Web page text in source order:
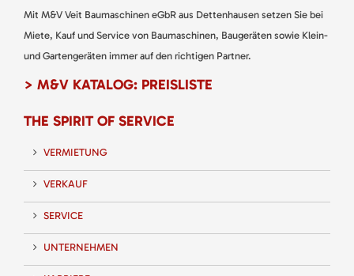
Mit M&V Veit Baumaschinen eGbR aus Dettenhausen setzen Sie bei
Miete, Kauf und Service von Baumaschinen, Baugeräten sowie Klein-
und Gartengeräten immer auf den richtigen Partner.
> M&V KATALOG: PREISLISTE
THE SPIRIT OF SERVICE
VERMIETUNG
VERKAUF
SERVICE
UNTERNEHMEN